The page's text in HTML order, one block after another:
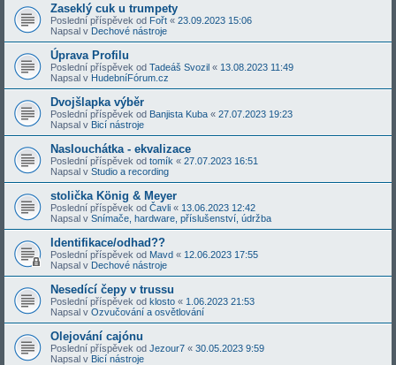
Zaseklý cuk u trumpety
Poslední příspěvek od Fořt « 23.09.2023 15:06
Napsal v Dechové nástroje
Úprava Profilu
Poslední příspěvek od Tadeáš Svozil « 13.08.2023 11:49
Napsal v HudebníFórum.cz
Dvojšlapka výběr
Poslední příspěvek od Banjista Kuba « 27.07.2023 19:23
Napsal v Bicí nástroje
Naslouchátka - ekvalizace
Poslední příspěvek od tomík « 27.07.2023 16:51
Napsal v Studio a recording
stolička König & Meyer
Poslední příspěvek od Čavli « 13.06.2023 12:42
Napsal v Snímače, hardware, příslušenství, údržba
Identifikace/odhad??
Poslední příspěvek od Mavd « 12.06.2023 17:55
Napsal v Dechové nástroje
Nesedící čepy v trussu
Poslední příspěvek od klosto « 1.06.2023 21:53
Napsal v Ozvučování a osvětlování
Olejování cajónu
Poslední příspěvek od Jezour7 « 30.05.2023 9:59
Napsal v Bicí nástroje